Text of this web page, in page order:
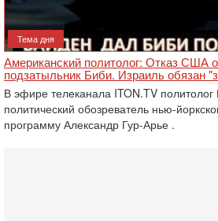
Тема дня
Американский политолог: Отказ США
подзатыльник Биби. Израиль обязан
В эфире телеканала ITON.TV
политический обозреватель нью-
программу Александр Гур-Арье .